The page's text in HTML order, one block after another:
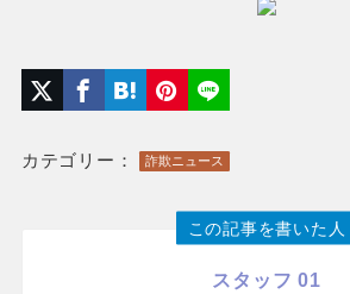
カテゴリー： 詐欺ニュース
この記事を書いた人
スタッフ 01